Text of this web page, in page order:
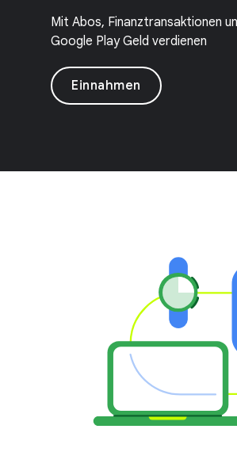
Mit Abos, Finanztransaktionen
Google Play Geld verdienen
Einnahme­n